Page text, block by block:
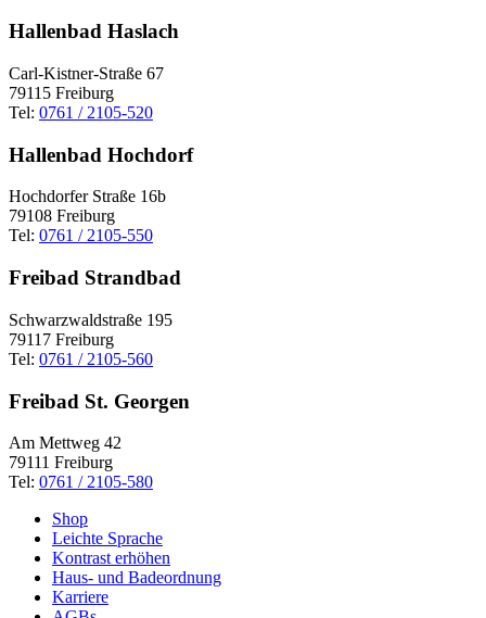
Hallenbad Haslach
Carl-Kistner-Straße 67
79115 Freiburg
Tel: 0761 / 2105-520
Hallenbad Hochdorf
Hochdorfer Straße 16b
79108 Freiburg
Tel: 0761 / 2105-550
Freibad Strandbad
Schwarzwaldstraße 195
79117 Freiburg
Tel: 0761 / 2105-560
Freibad St. Georgen
Am Mettweg 42
79111 Freiburg
Tel: 0761 / 2105-580
Shop
Leichte Sprache
Kontrast erhöhen
Haus- und Badeordnung
Karriere